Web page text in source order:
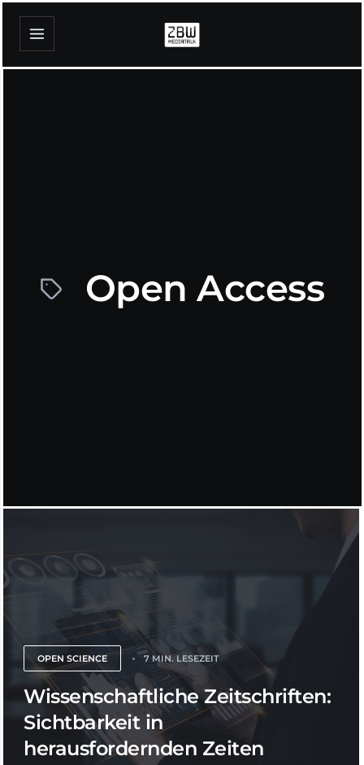
Open Access
OPEN SCIENCE 7 MIN. LESEZEIT
Wissenschaftliche Zeitschriften:
Sichtbarkeit in
herausfordernden Zeiten